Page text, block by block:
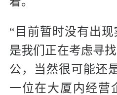
“目前暂时没有出
是我们正在考虑寻
公，当然很可能还
一位在大厦内经营